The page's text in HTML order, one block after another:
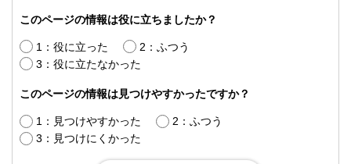
このページの情報は役に立ちましたか？
1：役に立った
2：ふつう
3：役に立たなかった
このページの情報は見つけやすかったですか？
1：見つけやすかった
2：ふつう
3：見つけにくかった